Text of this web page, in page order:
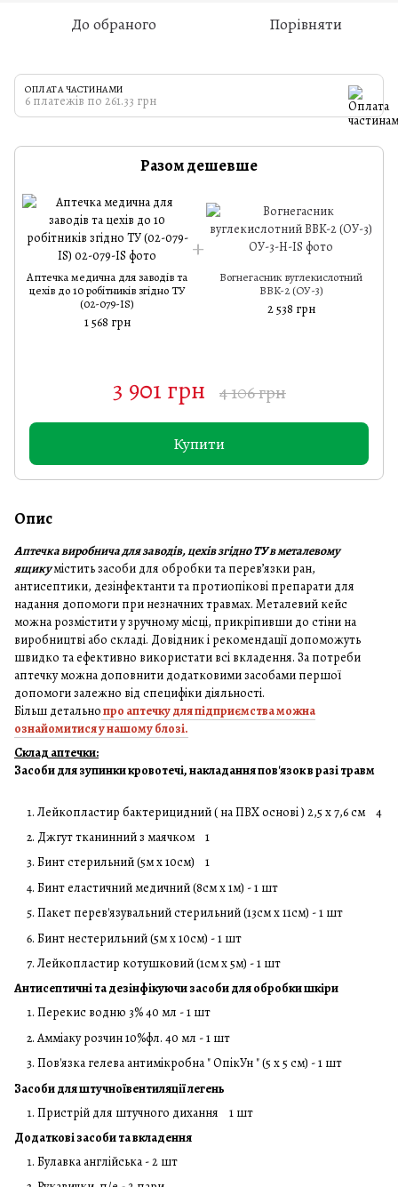
До обраного Порівняти
ОПЛАТА ЧАСТИНАМИ
6 платежів по 261.33 грн
Разом дешевше
Аптечка медична для заводів та
цехів до 10 робітників згідно ТУ
(02-079-IS)
1 568 грн
Вогнегасник вуглекислотний
BBK-2 (ОУ-3)
2 538 грн
3 901 грн 4 106 грн
Купити
Опис
Аптечка виробнича для заводів, цехів згідно ТУ в металевому
ящикумістить засоби для обробки та перев’язки ран,
антисептики, дезінфектанти та протиопікові препарати для
надання допомоги при незначних травмах. Металевий кейс
можна розмістити у зручному місці, прикріпивши до стіни на
виробництві або складі. Довідник і рекомендації допоможуть
швидко та ефективно використати всі вкладення. За потреби
аптечку можна доповнити додатковими засобами першої
допомоги залежно від специфіки діяльності.
Більш детальнопро аптечку для підприємства можна
ознайомитися у нашому блозі.
Склад аптечки:
Засоби для зупинки кровотечі, накладання пов'язок в разі травм
Лейкопластир бактерицидний ( на ПВХ основі ) 2,5 х 7,6 см 4
Джгут тканинний з маячком 1
Бинт стерильний (5м х 10см) 1
Бинт еластичний медичний (8см х 1м) - 1 шт
Пакет перев'язувальний стерильний (13см х 11см) - 1 шт
Бинт нестерильний (5м х 10см) - 1 шт
Лейкопластир котушковий (1см х 5м) - 1 шт
Антисептичні та дезінфікуючи засоби для обробки шкіри
Перекис водню 3% 40 мл - 1 шт
Амміаку розчин 10%фл. 40 мл - 1 шт
Пов'язка гелева антимікробна " ОпікУн " (5 х 5 см) - 1 шт
Засоби для штучноївентиляції легень
Пристрій для штучного дихання 1 шт
Додаткові засоби та вкладення
Булавка англійська - 2 шт